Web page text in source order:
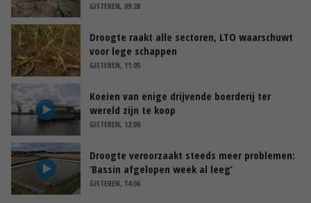
GISTEREN, 09:28
Droogte raakt alle sectoren, LTO waarschuwt
voor lege schappen
GISTEREN, 11:05
Koeien van enige drijvende boerderij ter
wereld zijn te koop
GISTEREN, 12:00
Droogte veroorzaakt steeds meer problemen:
‘Bassin afgelopen week al leeg’
GISTEREN, 14:06